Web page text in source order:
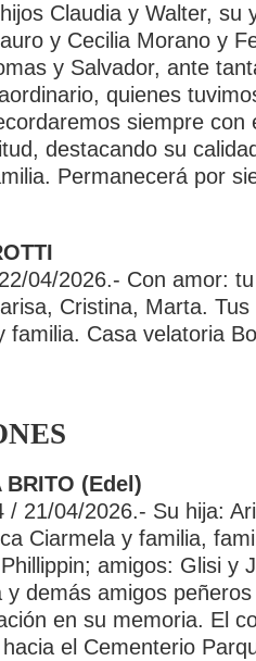
Claudia y Walter, su
y Cecilia Morano y
y Salvador, ante
quienes
siempre con
destacando su
Permanecerá por
04/2026.- Con amor:
Cristina, Marta. Tus
familia. Casa velatoria
BRITO (Edel)
/ 21/04/2026.- Su hija:
Ciarmela y familia,
amigos: Glisi y
demás amigos
en su memoria. El
el Cementerio